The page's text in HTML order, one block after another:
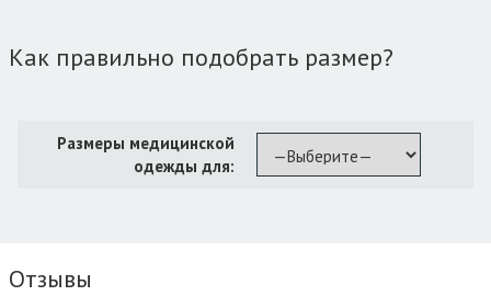
Как правильно подобрать размер?
Размеры медицинской
одежды для:
Отзывы